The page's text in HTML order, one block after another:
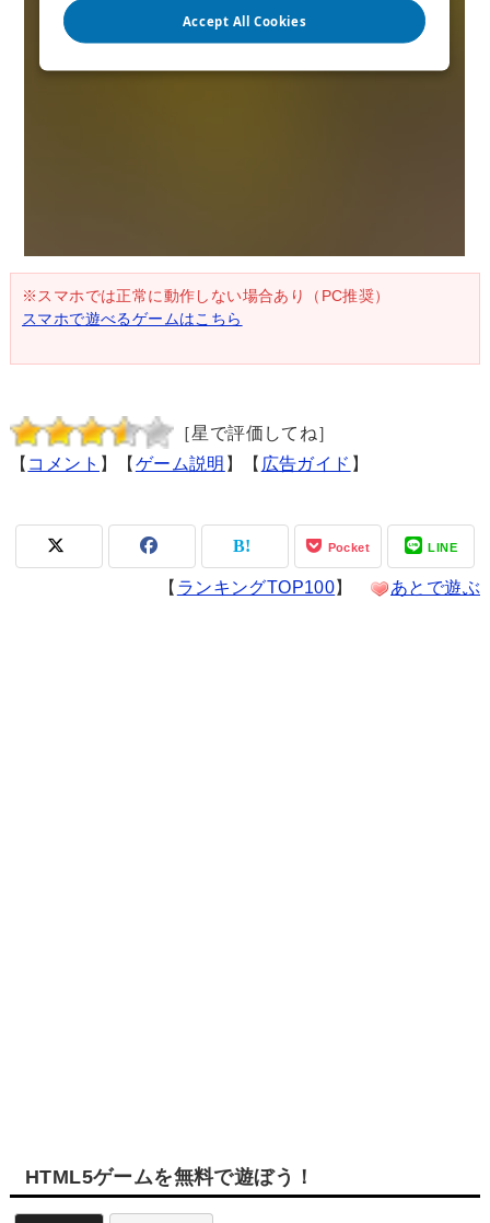
※スマホでは正常に動作しない場合あり（PC推奨）
スマホで遊べるゲームはこちら
［星で評価してね］
【 コメント 】【 ゲーム説明 】【 広告ガイド 】
Pocket LINE
【 ランキングTOP100】 あとで遊ぶ
HTML5ゲームを無料で遊ぼう！